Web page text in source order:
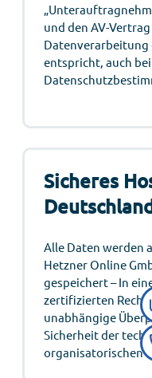
und den AV-
Datenverarbeitung
entspricht, auch
Sicheres
Deutschland
Alle Daten werden
Hetzner Online
gespeichert – In
zertifizierten
unabhängige
Sicherheit der
organisatorischen